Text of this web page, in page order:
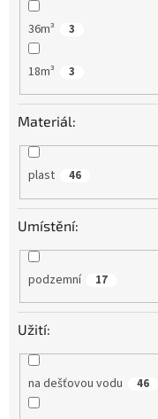
36m³ 3
18m³ 3
Materiál:
plast 46
Umístění:
podzemní 17
Užití:
na dešťovou vodu 46